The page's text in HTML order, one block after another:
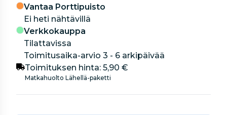
Vantaa Porttipuisto
Ei heti nähtävillä
Verkkokauppa
Tilattavissa
Toimitusaika-arvio 3 - 6 arkipäivää
Toimituksen hinta: 5,90 €
Matkahuolto Lähellä-paketti